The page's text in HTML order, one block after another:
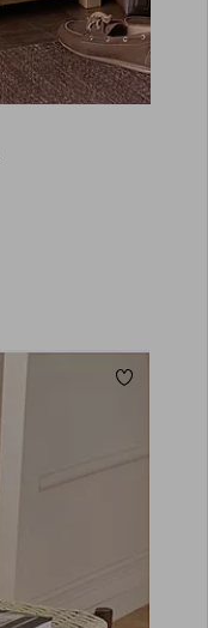
Lisää